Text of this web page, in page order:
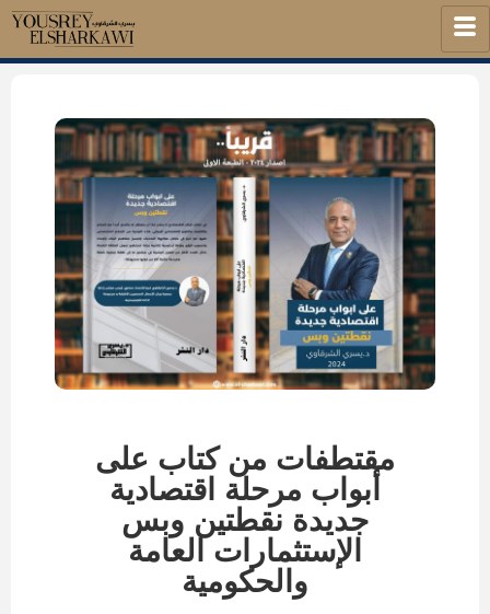
مقتطفات من كتاب على
أبواب مرحلة اقتصادية
جديدة نقطتين وبس
الإستثمارات العامة
والحكومية